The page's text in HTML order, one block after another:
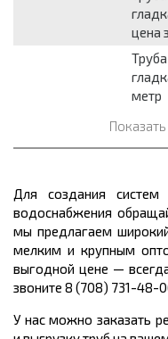
цена
метр
Для создания систем
водоснабжения
мы предлагаем
мелким и крупным
выгодной цене —
звоните 8 (708) 731-48-
У нас можно заказать